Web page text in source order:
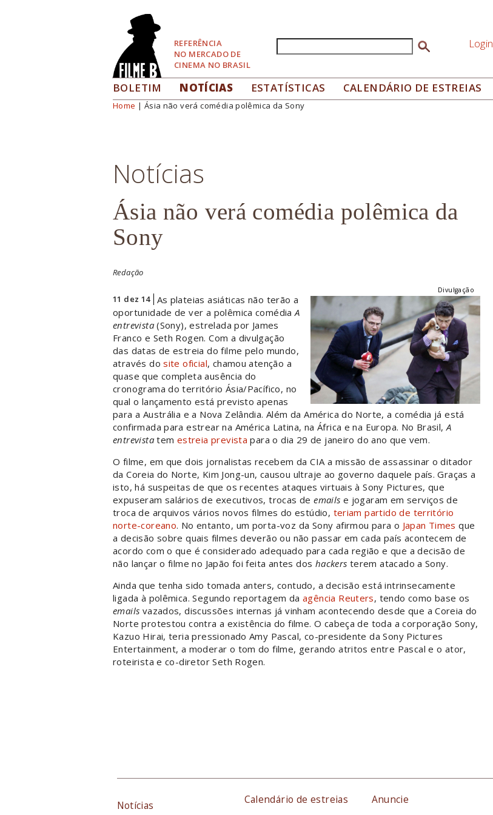
REFERÊNCIA
NO MERCADO DE
CINEMA NO BRASIL
Formulário de busca Login
BOLETIM NOTÍCIAS ESTATÍSTICAS CALENDÁRIO DE ESTREIAS
Você está aqui
Home | Ásia não verá comédia polêmica da Sony
Notícias
Ásia não verá comédia polêmica da
Sony
Redação
11 dez 14
Divulgação
As plateias asiáticas não terão a
oportunidade de ver a polêmica comédiaA
entrevista(Sony), estrelada por James
Franco e Seth Rogen. Com a divulgação
das datas de estreia do filme pelo mundo,
através do site oficial, chamou atenção a
quase que completa ausência do
cronograma do território Ásia/Pacífico, no
qual o lançamento está previsto apenas
para a Austrália e a Nova Zelândia. Além da América do Norte, a comédia já está
confirmada para estrear na América Latina, na África e na Europa. No Brasil,A
entrevistatem estreia prevista para o dia 29 de janeiro do ano que vem.
O filme, em que dois jornalistas recebem da CIA a missão de assassinar o ditador
da Coreia do Norte, Kim Jong-un, causou ultraje ao governo daquele país. Graças a
isto, há suspeitas de que os recentes ataques virtuais à Sony Pictures, que
expuseram salários de executivos, trocas deemails e jogaram em serviços de
troca de arquivos vários novos filmes do estúdio, teriam partido de território
norte-coreano. No entanto, um porta-voz da Sony afirmou para o Japan Times que
a decisão sobre quais filmes deverão ou não passar em cada país acontecem de
acordo com o que é considerado adequado para cada região e que a decisão de
não lançar o filme no Japão foi feita antes dos hackers terem atacado a Sony.
Ainda que tenha sido tomada anters, contudo, a decisão está intrinsecamente
ligada à polêmica. Segundo reportagem da agência Reuters, tendo como base os
emails vazados, discussões internas já vinham acontecendo desde que a Coreia do
Norte protestou contra a existência do filme. O cabeça de toda a corporação Sony,
Kazuo Hirai, teria pressionado Amy Pascal, co-presidente da Sony Pictures
Entertainment, a moderar o tom do filme, gerando atritos entre Pascal e o ator,
roteirista e co-diretor Seth Rogen.
Notícias Calendário de estreias Anuncie